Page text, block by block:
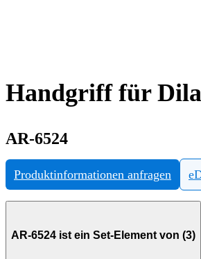
Handgriff für
AR-6524
Produktinformationen anfragen
AR-6524 ist ein Set-Element von (3)